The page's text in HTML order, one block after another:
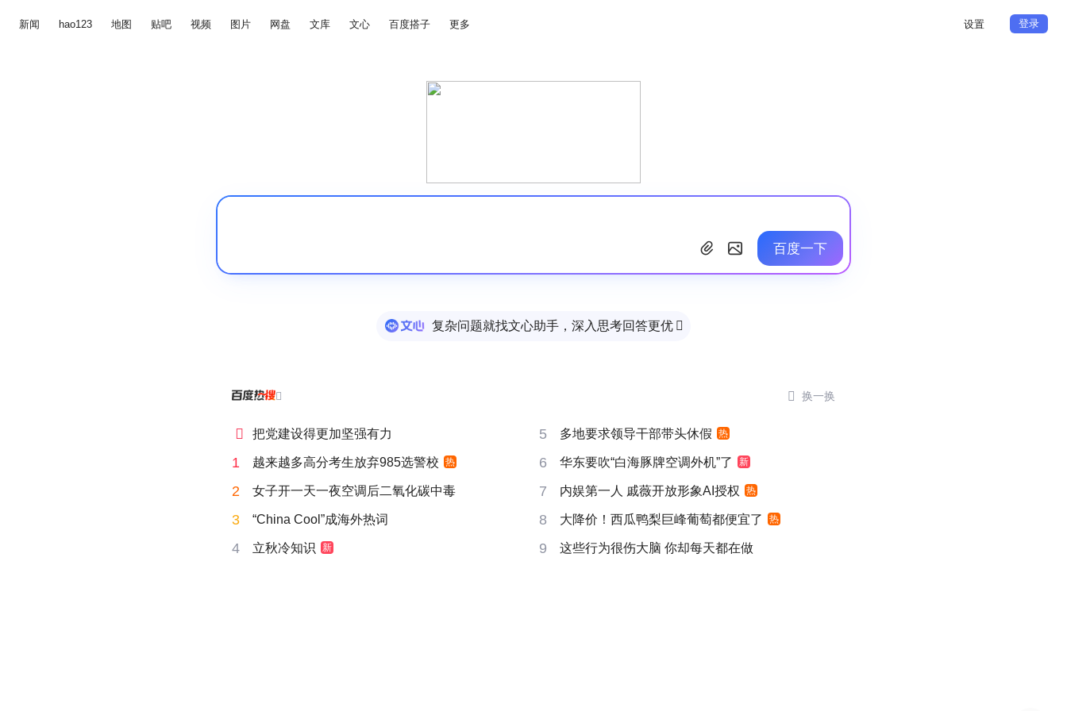
新闻 hao123 地图 贴吧 视频 图片 网盘 文库 文心 百度搭子 更多 设置 登录
百度一下
复杂问题就找文心助手，深入思考回答更优 
  换一换
 把党建设得更加坚强有力 5 多地要求领导干部带头休假 热
1 越来越多高分考生放弃985选警校 热 6 华东要吹“白海豚牌空调外机”了 新
2 女子开一天一夜空调后二氧化碳中毒 7 内娱第一人 戚薇开放形象AI授权 热
3 “China Cool”成海外热词 8 大降价！西瓜鸭梨巨峰葡萄都便宜了 热
4 立秋冷知识 新 9 这些行为很伤大脑 你却每天都在做